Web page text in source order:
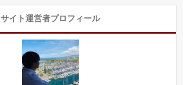
サイト運営者プロフィール